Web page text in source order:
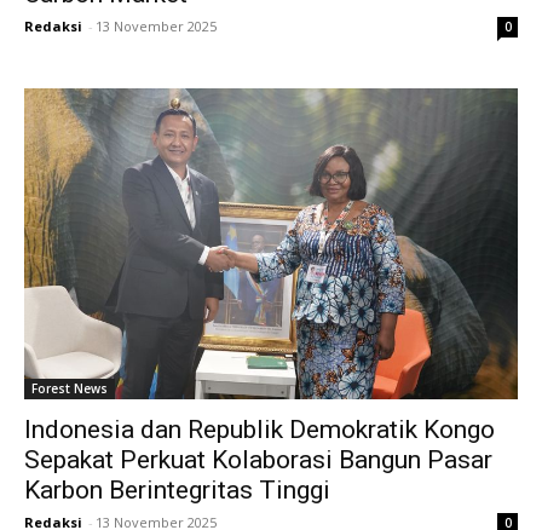
Redaksi - 13 November 2025 0
Forest News
Indonesia dan Republik Demokratik Kongo
Sepakat Perkuat Kolaborasi Bangun Pasar
Karbon Berintegritas Tinggi
Redaksi - 13 November 2025 0